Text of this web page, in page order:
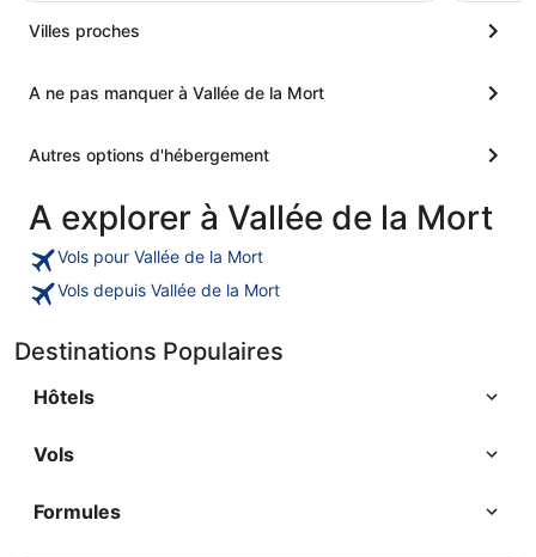
Villes proches
A ne pas manquer à Vallée de la Mort
Autres options d'hébergement
A explorer à Vallée de la Mort
Vols pour Vallée de la Mort
Vols depuis Vallée de la Mort
Destinations Populaires
Hôtels
Vols
Formules